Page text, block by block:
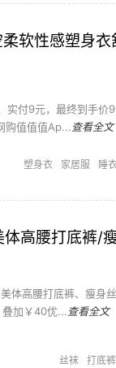
软性感塑身衣
实付9元，最终到手价
购值值值Ap... 查看全文
塑身衣 家居服 睡
高腰打底裤/
体高腰打底裤、瘦身
加￥40优... 查看全文
丝袜 打底裤